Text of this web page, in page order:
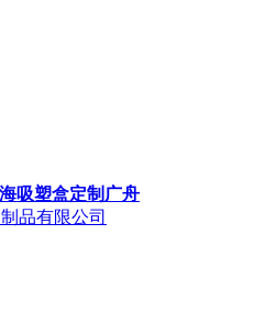
吸塑盒定制广舟
品有限公司